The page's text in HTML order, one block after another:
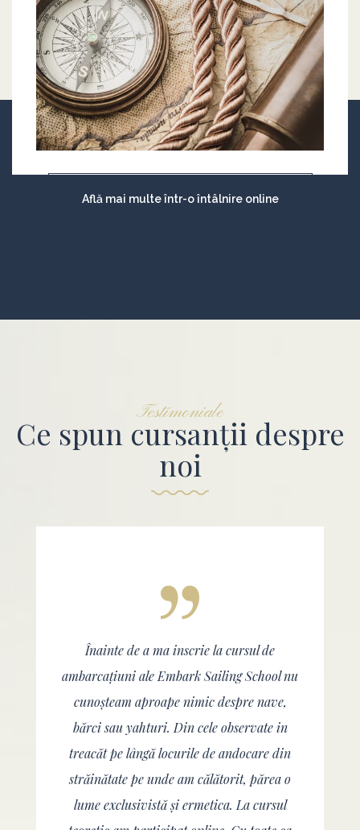
Află mai multe într-o întâlnire online
Testimoniale
Ce spun cursanții despre
noi
Înainte de a ma inscrie la cursul de
ambarcațiuni ale Embark Sailing School nu
cunoșteam aproape nimic despre nave,
bărci sau yahturi. Din cele observate in
treacăt pe lângă locurile de andocare din
străinătate pe unde am călătorit, părea o
lume exclusivistă și ermetica. La cursul